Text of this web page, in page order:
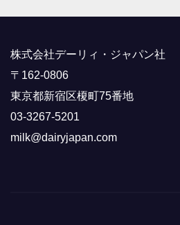
株式会社デーリィ・ジャパン社
〒162-0806
東京都新宿区榎町75番地
03-3267-5201
milk@dairyjapan.com